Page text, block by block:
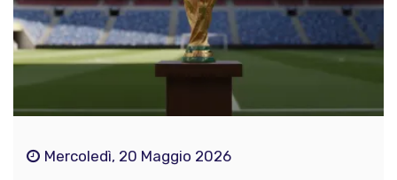
Mercoledì, 20 Maggio 2026